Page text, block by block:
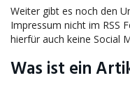
Weiter gibt es noch den
Impressum nicht im RSS
hierfür auch keine Social
Was ist ein